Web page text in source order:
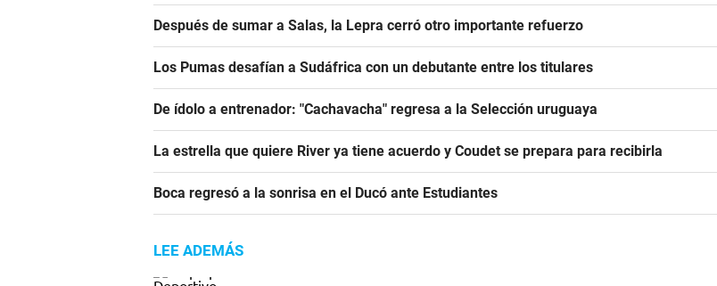
Después de sumar a Salas, la Lepra cerró otro importante refuerzo
Los Pumas desafían a Sudáfrica con un debutante entre los titulares
De ídolo a entrenador: "Cachavacha" regresa a la Selección uruguaya
La estrella que quiere River ya tiene acuerdo y Coudet se prepara para recibirla
Boca regresó a la sonrisa en el Ducó ante Estudiantes
LEE ADEMÁS